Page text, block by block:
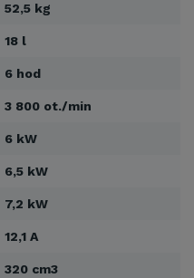
52,5 kg
18 l
6 hod
3 800 ot./min
6 kW
6,5 kW
7,2 kW
12,1 A
320 cm3